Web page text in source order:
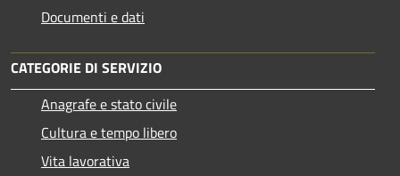
Documenti e dati
CATEGORIE DI SERVIZIO
Anagrafe e stato civile
Cultura e tempo libero
Vita lavorativa